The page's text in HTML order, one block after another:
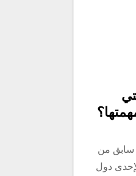
سابق من
لإحدى دول